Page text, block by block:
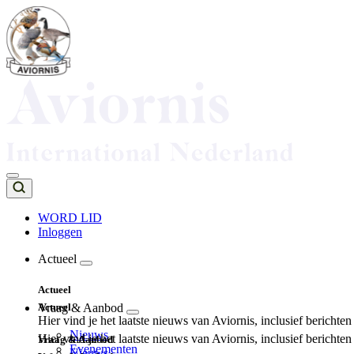
Overslaan
en
naar
de
inhoud
Top
navigation
WORD LID
Inloggen
navigation
Actueel
Actueel
Hier vind je het laatste nieuws van Aviornis, inclusief
Nieuws
Evenementen
Actueel
Hier vind je het laatste nieuws van Aviornis, inclusief
Vraag & Aanbod
Vraag & Aanbod